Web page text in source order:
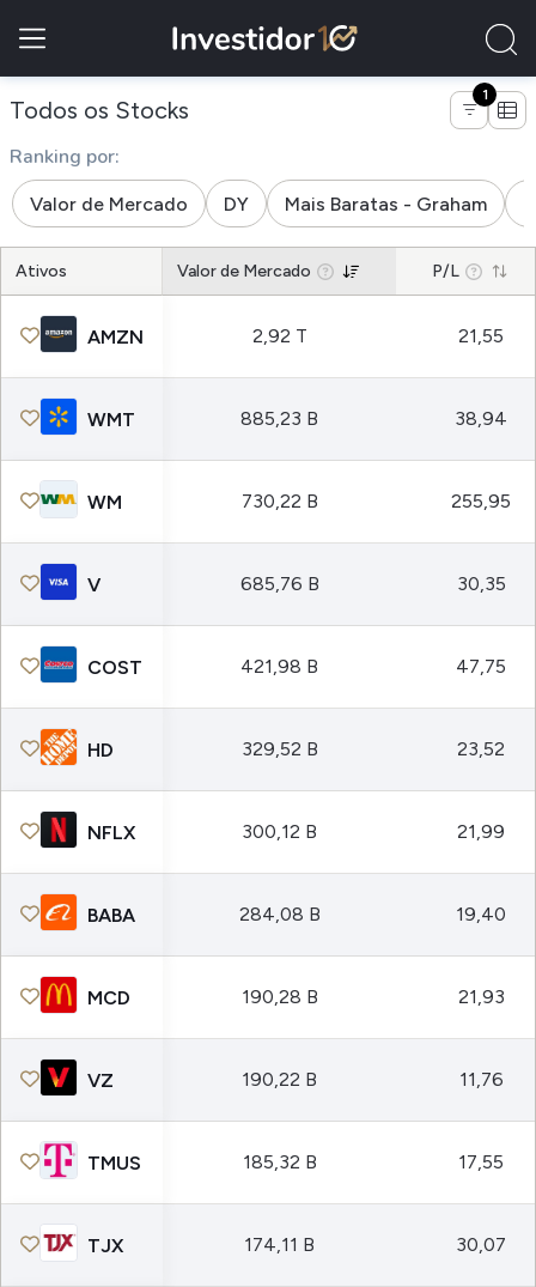
Todos os Stocks de empresas do setor serviços
1
Ranking por:
Valor de Mercado DY Mais Baratas - Graham
Ativos Valor de Mercado P/L
AMZN 2,92 T 21,55
WMT 885,23 B 38,94
WM 730,22 B 255,95
V 685,76 B 30,35
COST 421,98 B 47,75
HD 329,52 B 23,52
NFLX 300,12 B 21,99
BABA 284,08 B 19,40
MCD 190,28 B 21,93
VZ 190,22 B 11,76
TMUS 185,32 B 17,55
TJX 174,11 B 30,07